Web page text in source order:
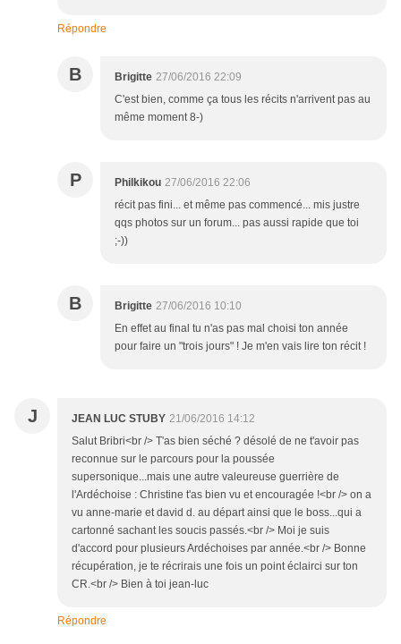
Répondre
B Brigitte 27/06/2016 22:09
C'est bien, comme ça tous les récits n'arrivent pas au
même moment 8-)
P Philkikou 27/06/2016 22:06
récit pas fini... et même pas commencé... mis justre
qqs photos sur un forum... pas aussi rapide que toi
;-))
B Brigitte 27/06/2016 10:10
En effet au final tu n'as pas mal choisi ton année
pour faire un "trois jours" ! Je m'en vais lire ton récit !
J JEAN LUC STUBY 21/06/2016 14:12
Salut Bribri<br /> T'as bien séché ? désolé de ne t'avoir pas
reconnue sur le parcours pour la poussée
supersonique...mais une autre valeureuse guerrière de
l'Ardéchoise : Christine t'as bien vu et encouragée !<br /> on a
vu anne-marie et david d. au départ ainsi que le boss...qui a
cartonné sachant les soucis passés.<br /> Moi je suis
d'accord pour plusieurs Ardéchoises par année.<br /> Bonne
récupération, je te récrirais une fois un point éclairci sur ton
CR.<br /> Bien à toi jean-luc
Répondre